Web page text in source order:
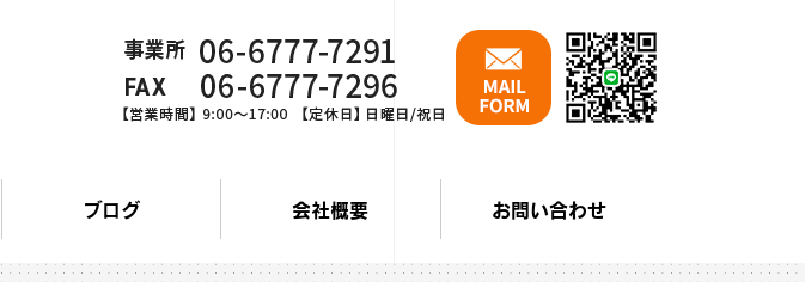
ブログ 会社概要 お問い合わせ